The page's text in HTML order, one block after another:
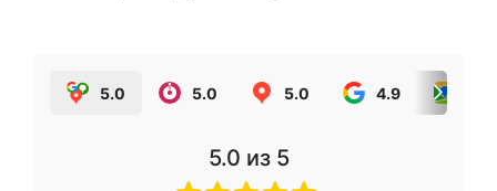
5.0 5.0 5.0 4.9
5.0 из 5